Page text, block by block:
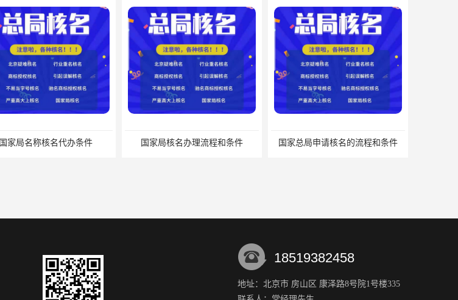
国家局名称核名代办条件 国家局核名办理流程和条件 国家总局申请核名的流程和条件
18519382458
地址：北京市 房山区 康泽路8号院1号楼335